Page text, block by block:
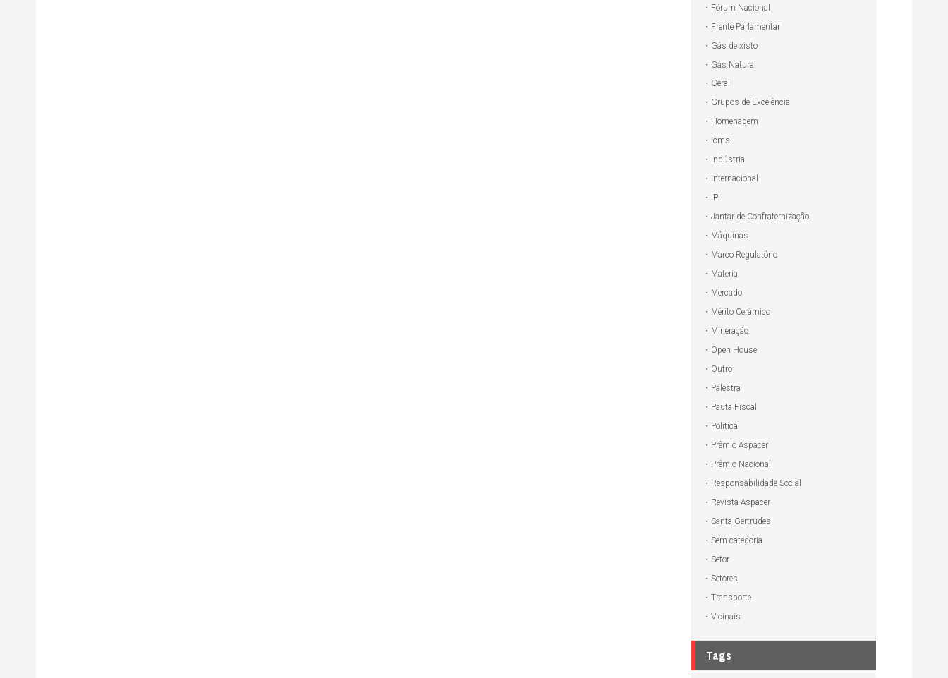
Fórum Nacional
Frente Parlamentar
Gás de xisto
Gás Natural
Geral
Grupos de Excelência
Homenagem
Icms
Indústria
Internacional
IPI
Jantar de Confraternização
Máquinas
Marco Regulatório
Material
Mercado
Mérito Cerâmico
Mineração
Open House
Outro
Palestra
Pauta Fiscal
Politíca
Prêmio Aspacer
Prêmio Nacional
Responsabilidade Social
Revista Aspacer
Santa Gertrudes
Sem categoria
Setor
Setores
Transporte
Vicinais
Tags